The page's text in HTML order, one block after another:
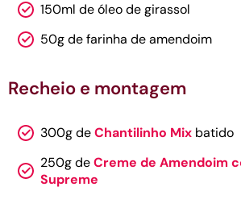
150ml de óleo de girassol
50g de farinha de amendoim
Recheio e montagem
300g deChantilinho Mix batido
250g deCreme de Amendoim
Supreme